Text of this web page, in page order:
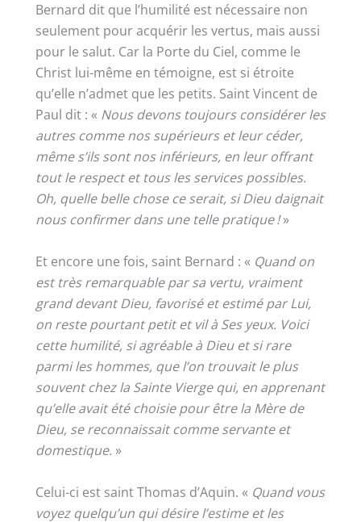
Bernard dit que l’humilité est nécessaire non
seulement pour acquérir les vertus, mais aussi
pour le salut. Car la Porte du Ciel, comme le
Christ lui-même en témoigne, est si étroite
qu’elle n’admet que les petits. Saint Vincent de
Paul dit : « Nous devons toujours considérer les
autres comme nos supérieurs et leur céder,
même s’ils sont nos inférieurs, en leur offrant
tout le respect et tous les services possibles.
Oh, quelle belle chose ce serait, si Dieu daignait
nous confirmer dans une telle pratique !»
Et encore une fois, saint Bernard : « Quand on
est très remarquable par sa vertu, vraiment
grand devant Dieu, favorisé et estimé par Lui,
on reste pourtant petit et vil à Ses yeux. Voici
cette humilité, si agréable à Dieu et si rare
parmi les hommes, que l’on trouvait le plus
souvent chez la Sainte Vierge qui, en apprenant
qu’elle avait été choisie pour être la Mère de
Dieu, se reconnaissait comme servante et
domestique. »
Celui-ci est saint Thomas d’Aquin. « Quand vous
voyez quelqu’un qui désire l’estime et les